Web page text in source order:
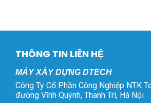
THÔNG TIN LIÊN HỆ
MÁY XÂY DỰNG DTECH
Công Ty Cổ Phần Công Nghiệp NTK
đường Vĩnh Quỳnh, Thanh Trì, Hà Nội